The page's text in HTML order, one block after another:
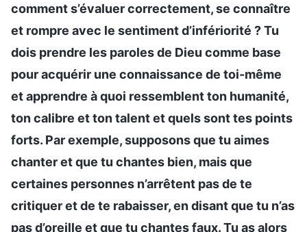
comment s’évaluer correctement, se connaître
et rompre avec le sentiment d’infériorité ? Tu
dois prendre les paroles de Dieu comme base
pour acquérir une connaissance de toi-même
et apprendre à quoi ressemblent ton humanité,
ton calibre et ton talent et quels sont tes points
forts. Par exemple, supposons que tu aimes
chanter et que tu chantes bien, mais que
certaines personnes n’arrêtent pas de te
critiquer et de te rabaisser, en disant que tu n’as
pas d’oreille et que tu chantes faux. Tu as alors